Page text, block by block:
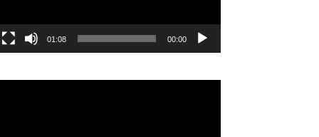
00:00
01:08